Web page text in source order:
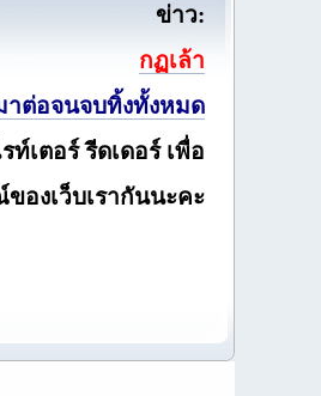
ข่าว:
กฏเล้า
าต่อจนจบทิ้งทั้งหมด
เตอร์ รีดเดอร์ เพื่อ
องเว็บเรากันนะคะ